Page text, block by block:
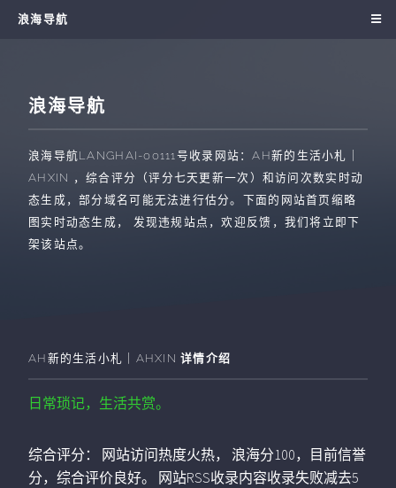
浪海导航
浪海导航
浪海导航LANGHAI-00111号收录网站：AH新的生活小札｜
AHXIN ，综合评分（评分七天更新一次）和访问次数实时动
态生成，部分域名可能无法进行估分。下面的网站首页缩略
图实时动态生成， 发现违规站点，欢迎反馈，我们将立即下
架该站点。
AH新的生活小札｜AHXIN 详情介绍
日常琐记，生活共赏。
综合评分：
网站访问热度火热， 浪海分100，目前信誉
分，综合评价良好。 网站RSS收录内容收录失败减去5